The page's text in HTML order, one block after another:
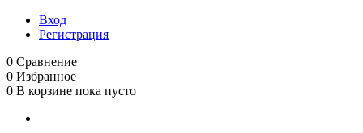
Вход
Регистрация
0 Сравнение
0 Избранное
0 В корзине пока пусто